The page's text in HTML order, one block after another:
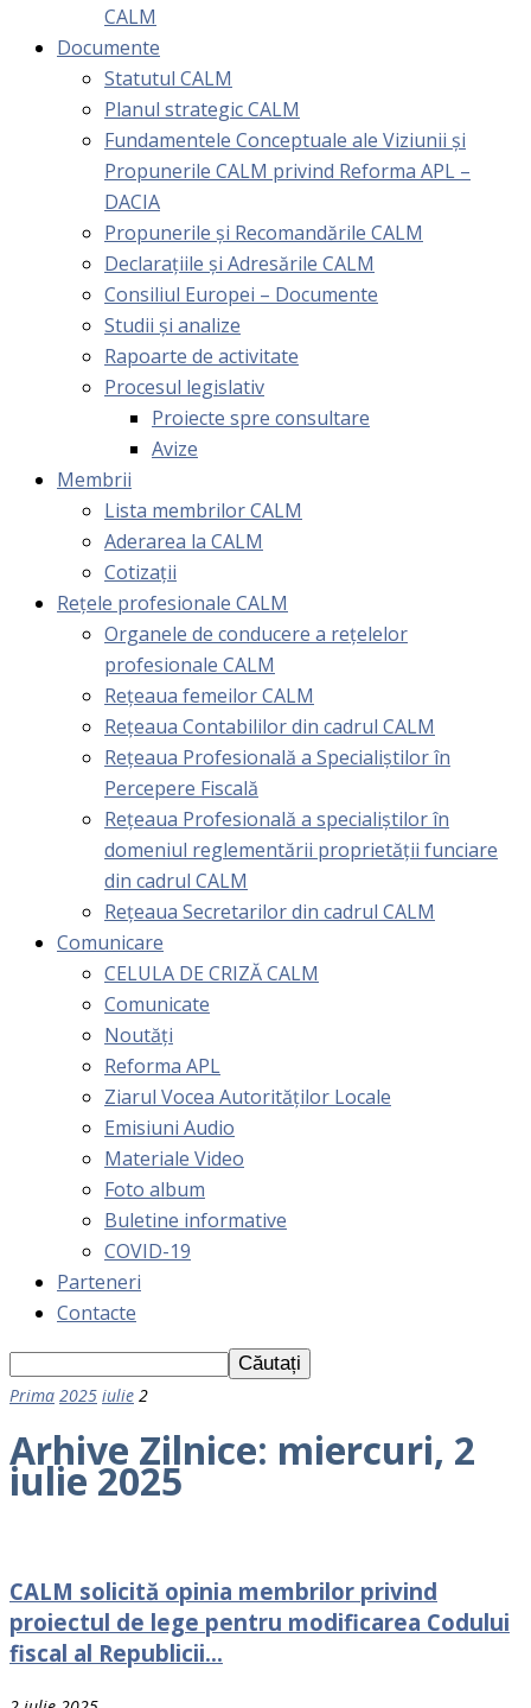
CALM
Documente
Statutul CALM
Planul strategic CALM
Fundamentele Conceptuale ale Viziunii și
Propunerile CALM privind Reforma APL –
DACIA
Propunerile și Recomandările CALM
Declarațiile și Adresările CALM
Consiliul Europei – Documente
Studii și analize
Rapoarte de activitate
Procesul legislativ
Proiecte spre consultare
Avize
Membrii
Lista membrilor CALM
Aderarea la CALM
Cotizaţii
Rețele profesionale CALM
Organele de conducere a rețelelor
profesionale CALM
Rețeaua femeilor CALM
Rețeaua Contabililor din cadrul CALM
Rețeaua Profesională a Specialiștilor în
Percepere Fiscală
Reţeaua Profesională a specialiştilor în
domeniul reglementării proprietăţii funciare
din cadrul CALM
Rețeaua Secretarilor din cadrul CALM
Comunicare
CELULA DE CRIZĂ CALM
Comunicate
Noutăți
Reforma APL
Ziarul Vocea Autorităților Locale
Emisiuni Audio
Materiale Video
Foto album
Buletine informative
COVID-19
Parteneri
Contacte
Prima 2025 iulie 2
Arhive Zilnice: miercuri, 2
iulie 2025
CALM solicită opinia membrilor privind
proiectul de lege pentru modificarea Codului
fiscal al Republicii...